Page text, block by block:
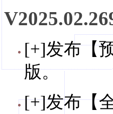
[+]发布【
版。
[+]发布【